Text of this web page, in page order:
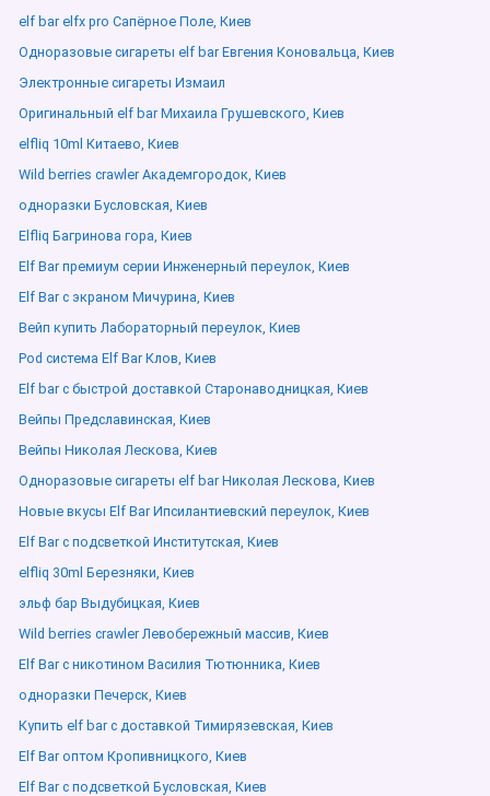
elf bar elfx pro Сапёрное Поле, Киев
Одноразовые сигареты elf bar Евгения Коновальца, Киев
Электронные сигареты Измаил
Оригинальный elf bar Михаила Грушевского, Киев
elfliq 10ml Китаево, Киев
Wild berries crawler Академгородок, Киев
одноразки Бусловская, Киев
Elfliq Багринова гора, Киев
Elf Bar премиум серии Инженерный переулок, Киев
Elf Bar с экраном Мичурина, Киев
Вейп купить Лабораторный переулок, Киев
Pod система Elf Bar Клов, Киев
Elf bar с быстрой доставкой Старонаводницкая, Киев
Вейпы Предславинская, Киев
Вейпы Николая Лескова, Киев
Одноразовые сигареты elf bar Николая Лескова, Киев
Новые вкусы Elf Bar Ипсилантиевский переулок, Киев
Elf Bar с подсветкой Институтская, Киев
elfliq 30ml Березняки, Киев
эльф бар Выдубицкая, Киев
Wild berries crawler Левобережный массив, Киев
Elf Bar с никотином Василия Тютюнника, Киев
одноразки Печерск, Киев
Купить elf bar с доставкой Тимирязевская, Киев
Elf Bar оптом Кропивницкого, Киев
Elf Bar с подсветкой Бусловская, Киев